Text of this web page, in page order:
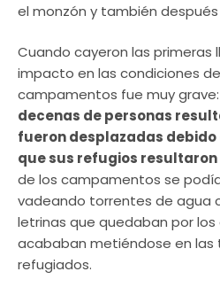
el monzón y también
Cuando cayeron las primeras
impacto en las condiciones
campamentos fue muy grave:
decenas de personas
fueron desplazadas debido
que sus refugios
de los campamentos se
vadeando torrentes de agua
letrinas que quedaban por los
acababan metiéndose en las
refugiados.